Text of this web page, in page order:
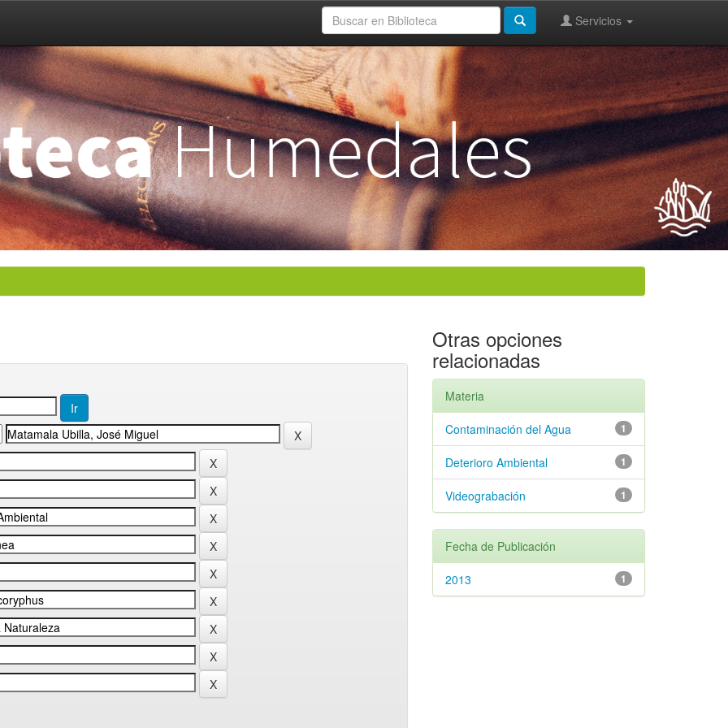
Servicios
Otras opciones
relacionadas
Materia
1
Contaminación del Agua
1
Deterioro Ambiental
1
Videograbación
Fecha de Publicación
1
2013